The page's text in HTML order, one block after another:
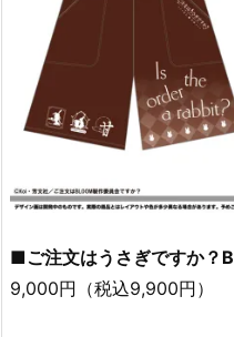
■ご注文はうさぎですか？
9,000円（税込9,900円）